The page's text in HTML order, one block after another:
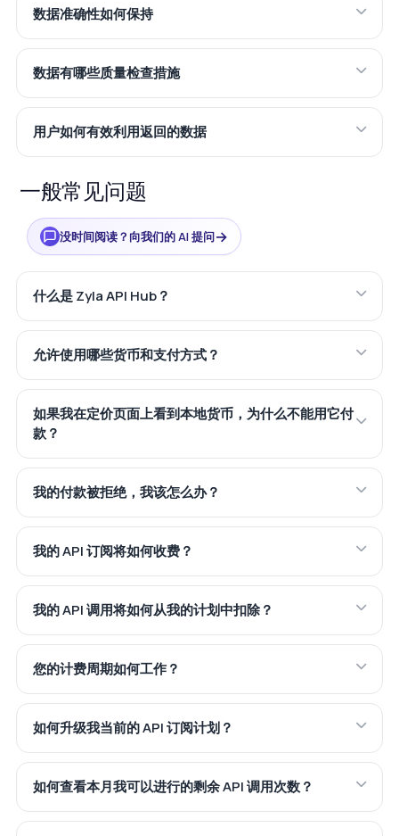
数据准确性如何保持
数据有哪些质量检查措施
用户如何有效利用返回的数据
一般常见问题
没时间阅读？向我们的 AI 提问→
什么是 Zyla API Hub？
允许使用哪些货币和支付方式？
如果我在定价页面上看到本地货币，为什么不能用它付
款？
我的付款被拒绝，我该怎么办？
我的 API 订阅将如何收费？
我的 API 调用将如何从我的计划中扣除？
您的计费周期如何工作？
如何升级我当前的 API 订阅计划？
如何查看本月我可以进行的剩余 API 调用次数？